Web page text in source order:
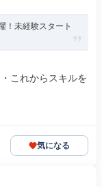
！未経験スタート
これからスキルを
気になる